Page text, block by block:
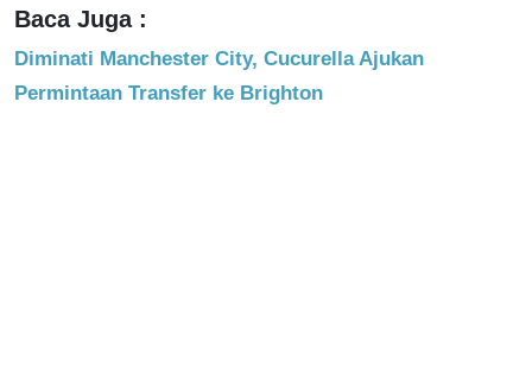
Baca Juga :
Diminati Manchester City, Cucurella Ajukan
Permintaan Transfer ke Brighton